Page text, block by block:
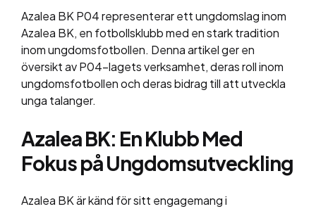
Azalea BK P04 representerar ett ungdomslag inom
Azalea BK, en fotbollsklubb med en stark tradition
inom ungdomsfotbollen. Denna artikel ger en
översikt av P04-lagets verksamhet, deras roll inom
ungdomsfotbollen och deras bidrag till att utveckla
unga talanger.
Azalea BK: En Klubb Med
Fokus på Ungdomsutveckling
Azalea BK är känd för sitt engagemang i